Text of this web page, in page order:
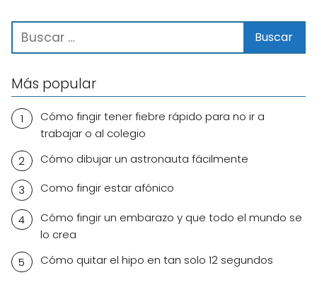
Más popular
Cómo fingir tener fiebre rápido para no ir a
trabajar o al colegio
Cómo dibujar un astronauta fácilmente
Como fingir estar afónico
Cómo fingir un embarazo y que todo el mundo se
lo crea
Cómo quitar el hipo en tan solo 12 segundos